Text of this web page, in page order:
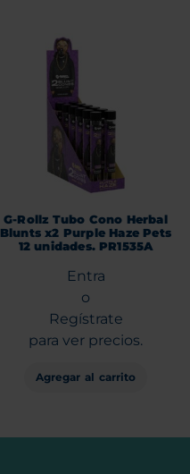
G-Rollz Tubo Cono Herbal
Blunts x2 Purple Haze Pets
12 unidades. PR1535A
Entra
o
Regístrate
para ver precios.
Agregar al carrito